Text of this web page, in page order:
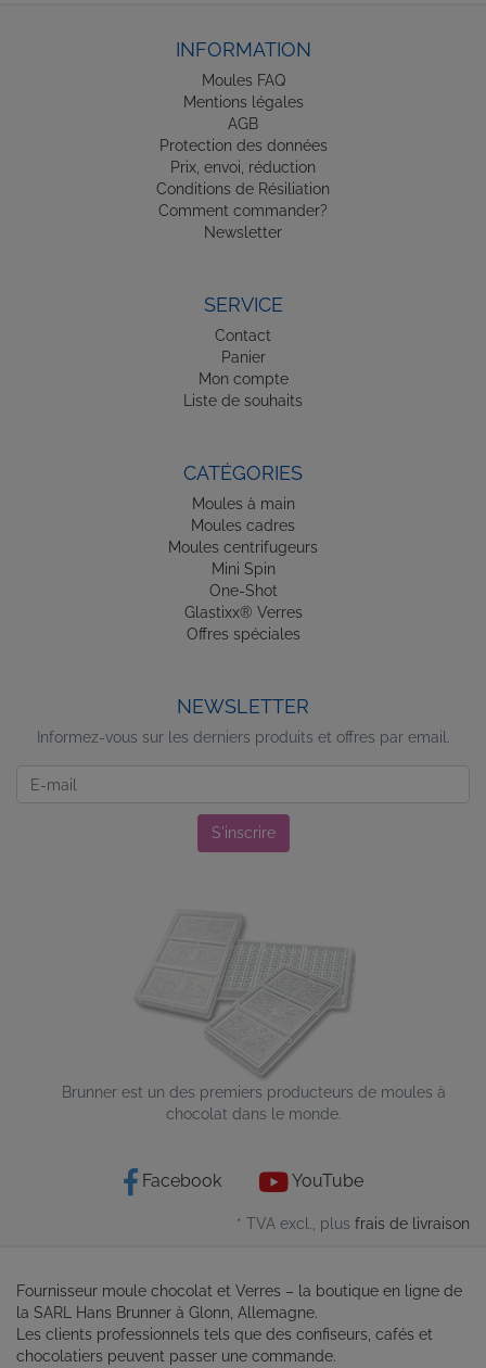
INFORMATION
Moules FAQ
Mentions légales
AGB
Protection des données
Prix, envoi, réduction
Conditions de Résiliation
Comment commander?
Newsletter
SERVICE
Contact
Panier
Mon compte
Liste de souhaits
CATÉGORIES
Moules à main
Moules cadres
Moules centrifugeurs
Mini Spin
One-Shot
Glastixx® Verres
Offres spéciales
NEWSLETTER
Informez-vous sur les derniers produits et offres par email.
S'inscrire
Brunner est un des premiers producteurs de moules à
chocolat dans le monde.
Facebook YouTube
* TVA excl., plus frais de livraison
Fournisseur moule chocolat et Verres – la boutique en ligne de
la SARL Hans Brunner à Glonn, Allemagne.
Les clients professionnels tels que des confiseurs, cafés et
chocolatiers peuvent passer une commande.